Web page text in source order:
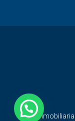
© Inmobiliaria